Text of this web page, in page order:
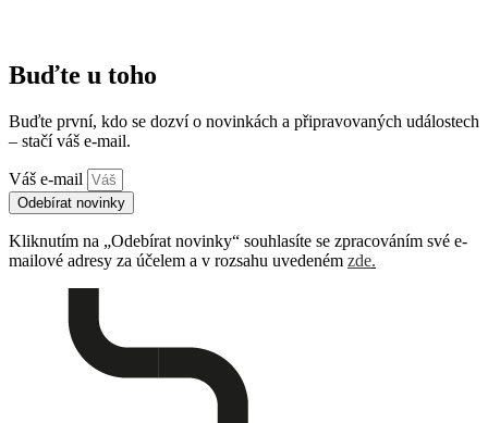
Buďte u toho
Buďte první, kdo se dozví o novinkách a připravovaných událostech
– stačí váš e-mail.
Váš e-mail
Odebírat novinky
Kliknutím na „Odebírat novinky“ souhlasíte se zpracováním své e-
mailové adresy za účelem a v rozsahu uvedeném zde.